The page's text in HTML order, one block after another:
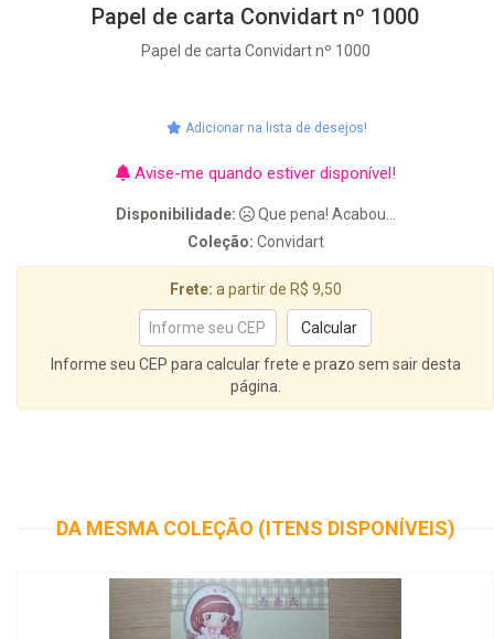
Papel de carta Convidart nº 1000
Papel de carta Convidart nº 1000
Adicionar na lista de desejos!
Avise-me quando estiver disponível!
Disponibilidade:
Que pena! Acabou...
Coleção: Convidart
Frete: a partir de R$ 9,50
Informe seu CEP para calcular frete e prazo sem sair desta
página.
DA MESMA COLEÇÃO (ITENS DISPONÍVEIS)